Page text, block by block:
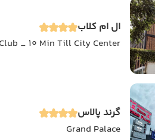
ال ام کلاب
_ 10 Min Till City Center
گرند پالاس
Grand Palace